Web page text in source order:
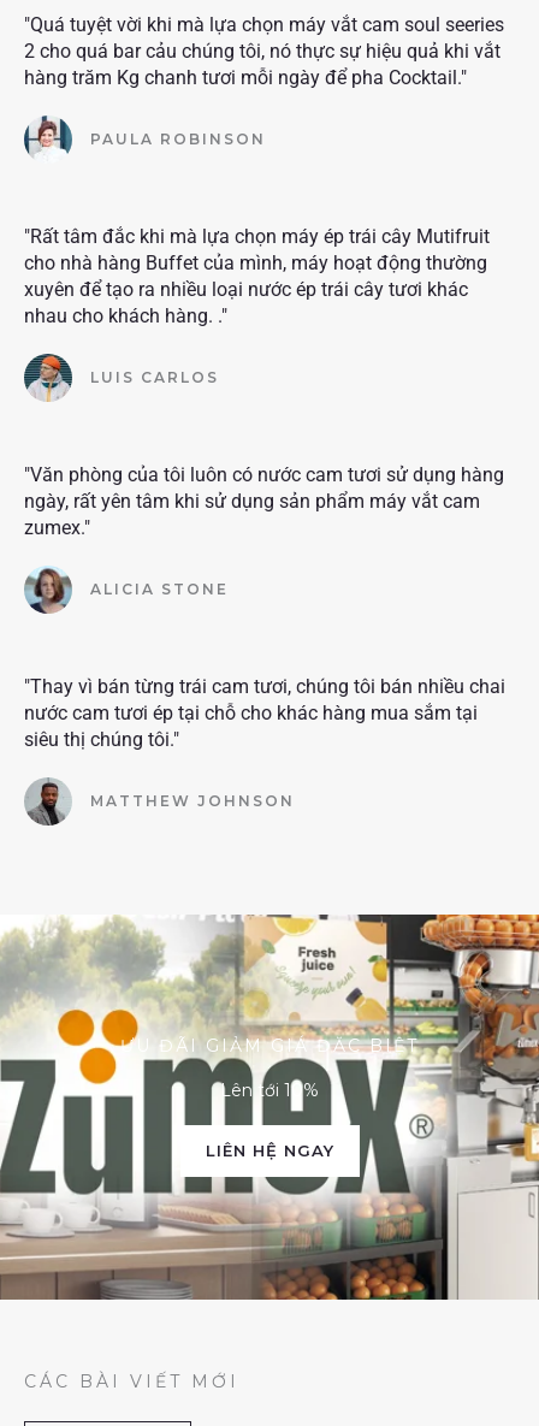
"Quá tuyệt vời khi mà lựa chọn máy vắt cam soul seeries
2 cho quá bar cảu chúng tôi, nó thực sự hiệu quả khi vắt
hàng trăm Kg chanh tươi mỗi ngày để pha Cocktail."
PAULA ROBINSON
"Rất tâm đắc khi mà lựa chọn máy ép trái cây Mutifruit
cho nhà hàng Buffet của mình, máy hoạt động thường
xuyên để tạo ra nhiều loại nước ép trái cây tươi khác
nhau cho khách hàng. ."
LUIS CARLOS
"Văn phòng của tôi luôn có nước cam tươi sử dụng hàng
ngày, rất yên tâm khi sử dụng sản phẩm máy vắt cam
zumex."
ALICIA STONE
"Thay vì bán từng trái cam tươi, chúng tôi bán nhiều chai
nước cam tươi ép tại chỗ cho khác hàng mua sắm tại
siêu thị chúng tôi."
MATTHEW JOHNSON
ƯU ĐÃI GIẢM GIÁ ĐẶC BIỆT
Lên tới 10%
LIÊN HỆ NGAY
CÁC BÀI VIẾT MỚI